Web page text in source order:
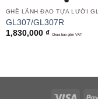
GHẾ LÃNH ĐẠO TỰA LƯỚI GL
GL307/GL307R
1,830,000 ₫ Chưa bao gồm VAT